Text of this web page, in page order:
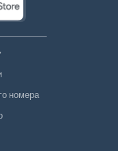
номера